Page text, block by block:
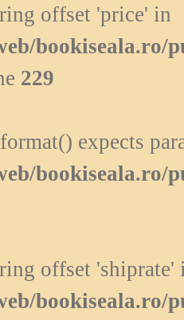
offset 'price' in
bookiseala.ro/
229
expects
offset 'shiprate'
bookiseala.ro/